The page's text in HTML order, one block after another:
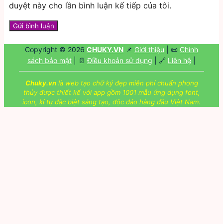
duyệt này cho lần bình luận kế tiếp của tôi.
Copyright © 2026 CHUKY.VN 📌 Giới thiệu | 📜 Chính
sách bảo mật | 📄Điều khoản sử dụng | 🔗 Liên hệ
Chuky.vnlà web tạo chữ ký đẹp miễn phí chuẩn phong
thủy được thiết kế với app gồm 1001 mẫu ứng dụng font,
icon, kí tự đặc biệt sáng tạo, độc đáo hàng đầu Việt Nam.